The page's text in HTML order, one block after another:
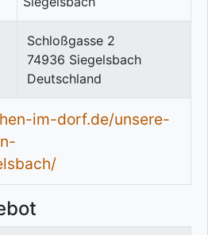
Schloßgasse 2
74936 Siegelsbach
Deutschland
im-dorf.de/unsere-